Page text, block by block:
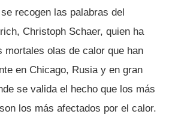
recogen las palabras del
Christoph Schaer, quien ha
mortales olas de calor que han
en Chicago, Rusia y en gran
se valida el hecho que los más
los más afectados por el calor.